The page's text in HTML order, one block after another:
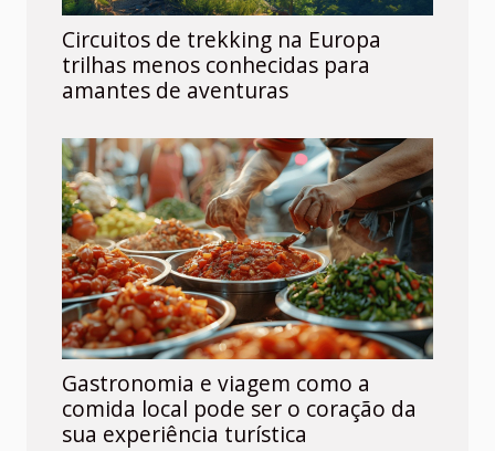
Circuitos de trekking na Europa
trilhas menos conhecidas para
amantes de aventuras
Gastronomia e viagem como a
comida local pode ser o coração da
sua experiência turística